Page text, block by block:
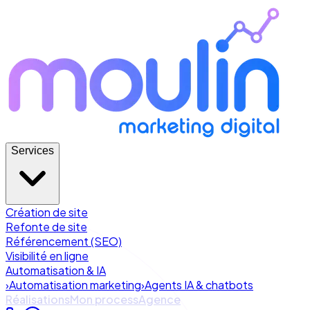
Services
Création de site
Refonte de site
Référencement (SEO)
Visibilité en ligne
Automatisation & IA
›Automatisation marketing›Agents IA & chatbots
RéalisationsMon processAgence